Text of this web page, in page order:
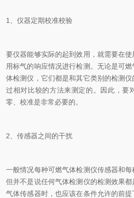
1、仪器定期校准校验
要仪器能够实际的起到效用，就需要在
用标气的响应情况进行检测。无论是可
体检测仪，它们都是和其它类别的检测
过相对比较的方法来测定的。因此，要
零、校准是非常必要的。
2、传感器之间的干扰
一般情况每种可燃气体检测仪传感器和每
但并不是说任何气体检测仪的检测效果
气体传感器时，也应该在条件允许的前